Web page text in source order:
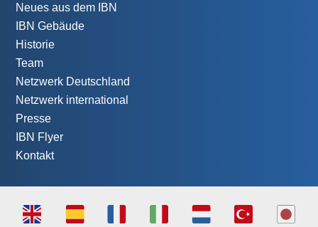
Neues aus dem IBN
IBN Gebäude
Historie
Team
Netzwerk Deutschland
Netzwerk international
Presse
IBN Flyer
Kontakt